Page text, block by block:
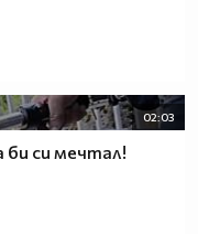
02:03
си мечтал!